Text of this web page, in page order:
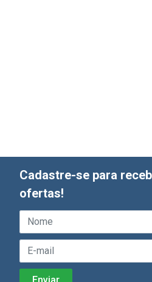
Cadastre-se para
ofertas!